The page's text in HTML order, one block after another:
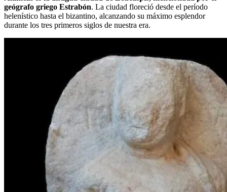
geógrafo griego Estrabón. La ciudad floreció desde el período
helenístico hasta el bizantino, alcanzando su máximo esplendor
durante los tres primeros siglos de nuestra era.